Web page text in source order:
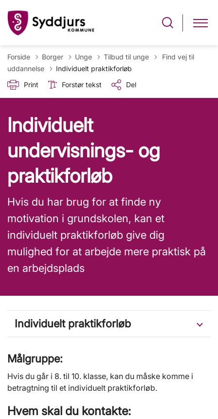
Forside Borger Unge Tilbud til unge Tilbage til
Find vej til
uddannelse
Individuelt praktikforløb
Print
Forstør tekst Del
Individuelt
undervisnings- og
praktikforløb
Hvis du har brug for at finde ny
motivation i grundskolen, kan et
individuelt praktikforløb give dig
mulighed for at arbejde mere praktisk på
en arbejdsplads
Individuelt praktikforløb
Målgruppe:
Hvis du går i 8. til 10. klasse, kan du måske komme i
betragtning til et individuelt praktikforløb.
Hvem skal du kontakte: